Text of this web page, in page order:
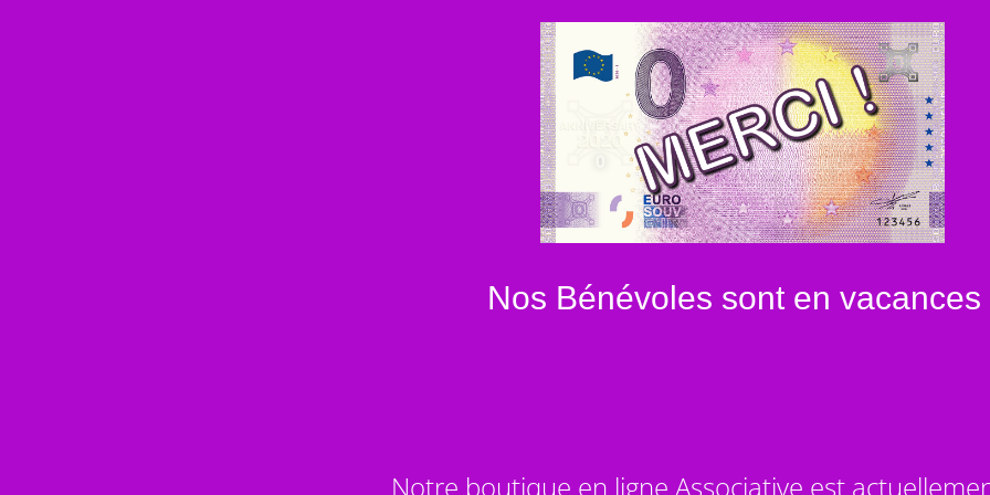
Nos Bénévoles sont en vacances
Notre boutique en ligne Associative est